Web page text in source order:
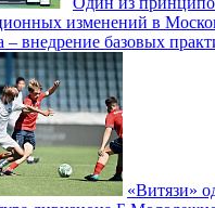
изменений в
– внедрение базовых
«Витязи»